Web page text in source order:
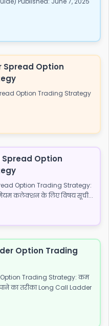
Spread Option
Option Trading Strategy
Option
Option Trading Strategy:
कलेक्शन के लिए विषय सूची...
Option Trading
Trading Strategy: कम
का तरीका Long Call Ladder